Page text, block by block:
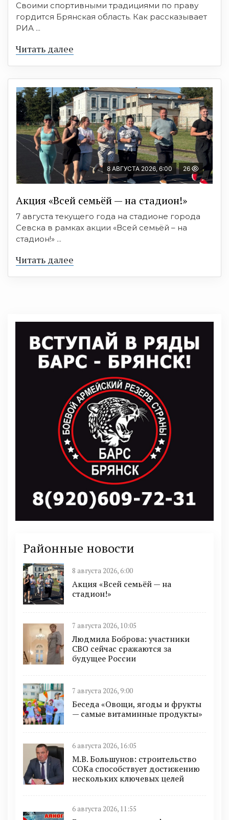
Своими спортивными традициями по праву
гордится Брянская область. Как рассказывает
РИА ...
Читать далее
8 АВГУСТА 2026, 6:00 26
Акция «Всей семьёй — на стадион!»
7 августа текущего года на стадионе города
Севска в рамках акции «Всей семьёй – на
стадион!» ...
Читать далее
Районные новости
8 августа 2026, 6:00
Акция «Всей семьёй — на
стадион!»
7 августа 2026, 10:05
Людмила Боброва: участники
СВО сейчас сражаются за
будущее России
7 августа 2026, 9:00
Беседа «Овощи, ягоды и фрукты
— самые витаминные продукты»
6 августа 2026, 16:05
М.В. Большунов: строительство
СОКа способствует достижению
нескольких ключевых целей
6 августа 2026, 11:55